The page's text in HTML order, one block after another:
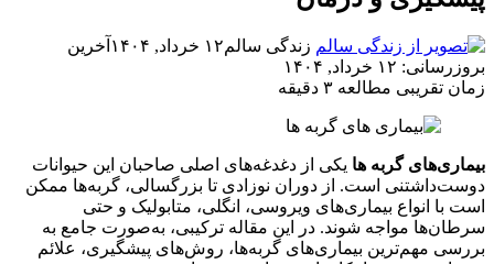
زندگی سالم۱۲ خرداد, ۱۴۰۴
آخرین
بروزرسانی: ۱۲ خرداد, ۱۴۰۴
زمان تقریبی مطالعه ۳ دقیقه
بیماری‌های گربه‌ ها یکی از دغدغه‌های اصلی صاحبان این حیوانات
دوست‌داشتنی است. از دوران نوزادی تا بزرگسالی، گربه‌ها ممکن
است با انواع بیماری‌های ویروسی، انگلی، متابولیک و حتی
سرطان‌ها مواجه شوند. در این مقاله ترکیبی، به‌صورت جامع به
بررسی مهم‌ترین بیماری‌های گربه‌ها، روش‌های پیشگیری، علائم